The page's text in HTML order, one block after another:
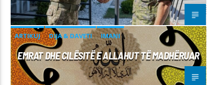
ARTIKUJ DIJA & DAVETI IMANI
EMRAT DHE CILËSITË E ALLAHUT TË MADHËRUAR